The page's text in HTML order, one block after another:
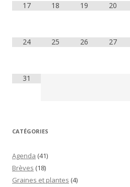
17 18 19 20
24 25 26 27
31
CATÉGORIES
Agenda (41)
Brèves (18)
Graines et plantes (4)